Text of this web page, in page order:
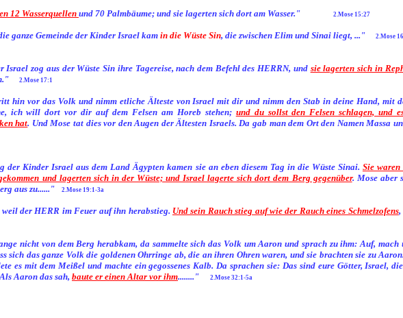
12 Wasserquellen und 70 Palmbäume; und sie lagerten sich dort am Wasser." 2.Mose 15:27
ganze Gemeinde der Kinder Israel kam in die Wüste Sin, die zwischen Elim und Sinai liegt, ..." 2.Mose
Israel zog aus der Wüste Sin ihre Tagereise, nach dem Befehl des HERRN, und sie lagerten sich in
2.Mose 17:1
hin vor das Volk und nimm etliche Älteste von Israel mit dir und nimm den Stab in deine Hand, mit
ich will dort vor dir auf dem Felsen am Horeb stehen; und du sollst den Felsen schlagen, und
hat. Und Mose tat dies vor den Augen der Ältesten Israels. Da gab man dem Ort den Namen Massa
der Kinder Israel aus dem Land Ägypten kamen sie an eben diesem Tag in die Wüste Sinai. Sie
und lagerten sich in der Wüste; und Israel lagerte sich dort dem Berg gegenüber. Mose aber
aus zu......"
2.Mose 19:1-3a
weil der HERR im Feuer auf ihn herabstieg. Und sein Rauch stieg auf wie der Rauch eines Schmelzofens,
nicht von dem Berg herabkam, da sammelte sich das Volk um Aaron und sprach zu ihm: Auf, mach
sich das ganze Volk die goldenen Ohrringe ab, die an ihren Ohren waren, und sie brachten sie zu
es mit dem Meißel und machte ein gegossenes Kalb. Da sprachen sie: Das sind eure Götter, Israel,
Aaron das sah, baute er einen Altar vor ihm........" 2.Mose 32:1-5a